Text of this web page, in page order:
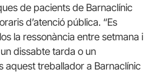
de pacients de Barnaclínic
d’atenció pública. “Es
la ressonància entre setmana i
dissabte tarda o un
aquest treballador a Barnaclínic